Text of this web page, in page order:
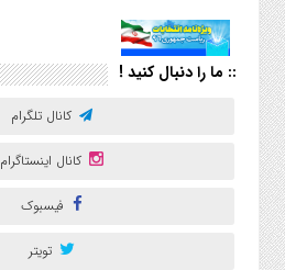
:: ما را دنبال کنید !
کانال تلگرام
کانال اینستاگرام
فیسبوک
تویتر